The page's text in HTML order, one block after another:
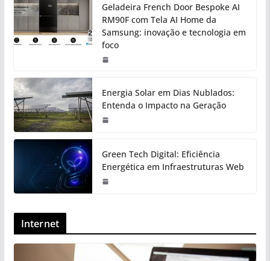
Geladeira French Door Bespoke AI
RM90F com Tela AI Home da
Samsung: inovação e tecnologia em
foco
Energia Solar em Dias Nublados:
Entenda o Impacto na Geração
Green Tech Digital: Eficiência
Energética em Infraestruturas Web
Internet